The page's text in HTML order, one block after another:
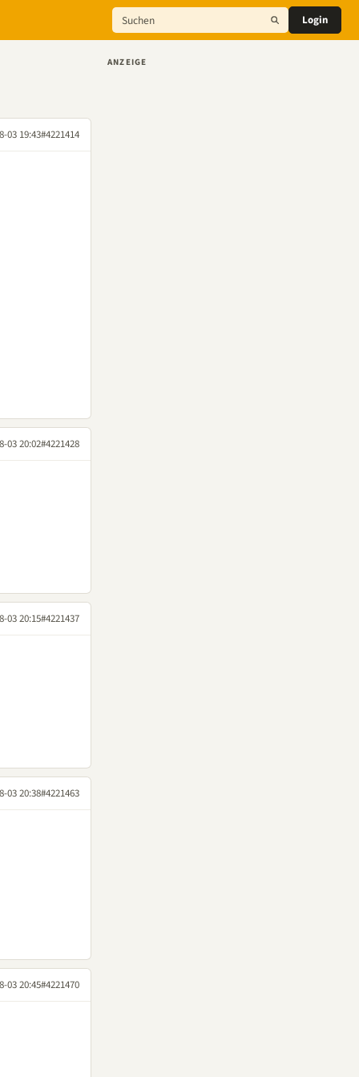
Login
03 19:43#4221414
03 20:02#4221428
03 20:15#4221437
03 20:38#4221463
03 20:45#4221470
ANZEIGE